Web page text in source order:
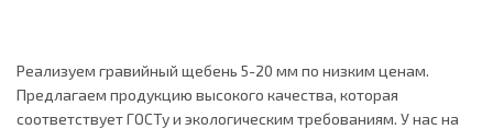
Реализуем гравийный щебень 5-20 мм по низким ценам.
Предлагаем продукцию высокого качества, которая
соответствует ГОСТу и экологическим требованиям. У нас на